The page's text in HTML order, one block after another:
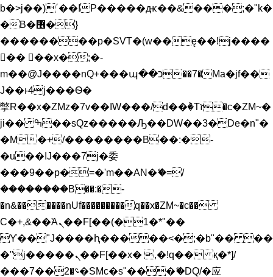
b�>j��)΄��!P�����ԫ��&���;�"k�
�B�޶�}
��������p�SVT�(w��ę��!j����
�� ��x�;�-
m��@J����nQ+���պ��כ��7�Ma�jf��
J��ͱ4j���Ѳ�
撆R��x�ZMz�7v��IW���/d��ٞ�Тז�c�ZM~�
ji�� ߒ��sQz�����Ԡ��DW��3�De�n"�
�M�+/��������B��:�-
�u��IJ���7j�委
���9��p�=�'m��AN�ޭ�=/
��������B��:�-
�n&������nUf���������q��x�ZM~�c��
Ϲ�+,&��Ὰܢ��F[��(�1�*"��
ϒ��"J����ԧ�����<�;�b"�� ��
�"j�����ܢ��F[��x� ,�!q�� қ�*]/
���؝�2��7�SMc�s"���ޭ�DQ/�应